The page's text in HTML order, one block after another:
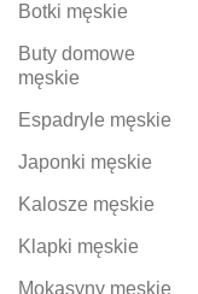
Botki męskie
Buty domowe
męskie
Espadryle męskie
Japonki męskie
Kalosze męskie
Klapki męskie
Mokasyny męskie